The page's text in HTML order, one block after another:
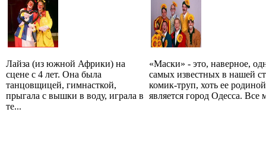
Лайза (из южной Африки) на
сцене с 4 лет. Она была
танцовщицей, гимнасткой,
прыгала с вышки в воду, играла в
те...
«Маски» - это, наверное,
самых известных в нашей
комик-труп, хоть ее
является город Одесса. Все